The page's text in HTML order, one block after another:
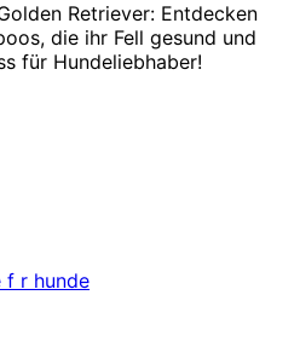
Retriever: Entdecken
die ihr Fell gesund und
für Hundeliebhaber!